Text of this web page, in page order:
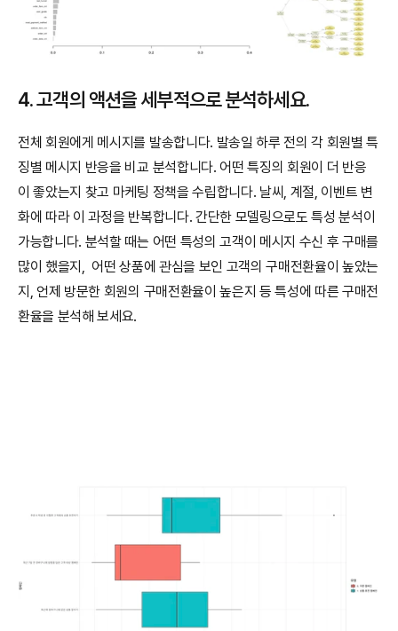
4. 고객의 액션을 세부적으로 분석하세요.
전체 회원에게 메시지를 발송합니다. 발송일 하루 전의 각 회원별 특
징별 메시지 반응을 비교 분석합니다. 어떤 특징의 회원이 더 반응
이 좋았는지 찾고 마케팅 정책을 수립합니다. 날씨, 계절, 이벤트 변
화에 따라 이 과정을 반복합니다. 간단한 모델링으로도 특성 분석이
가능합니다. 분석할 때는 어떤 특성의 고객이 메시지 수신 후 구매를
많이 했을지,  어떤 상품에 관심을 보인 고객의 구매전환율이 높았는
지, 언제 방문한 회원의 구매전환율이 높은지 등 특성에 따른 구매전
환율을 분석해 보세요.